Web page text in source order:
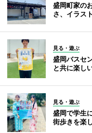
盛岡町家の
さ、イラス
見る・遊ぶ
盛岡バスセ
と共に楽し
見る・遊ぶ
盛岡で学生
街歩きを楽